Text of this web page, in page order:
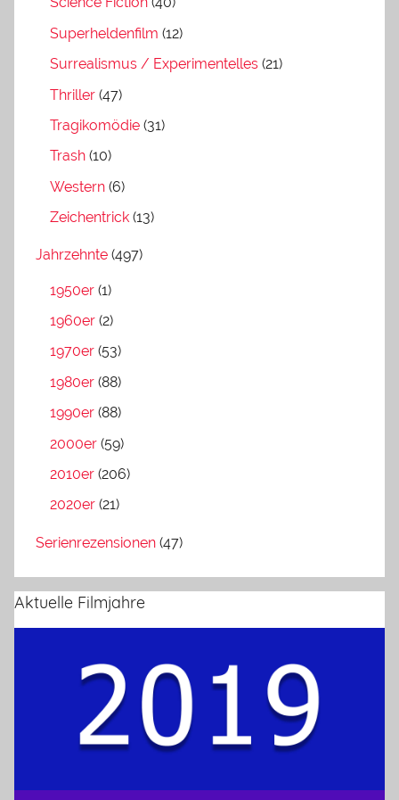
Superheldenfilm (12)
Surrealismus / Experimentelles (21)
Thriller (47)
Tragikomödie (31)
Trash (10)
Western (6)
Zeichentrick (13)
Jahrzehnte (497)
1950er (1)
1960er (2)
1970er (53)
1980er (88)
1990er (88)
2000er (59)
2010er (206)
2020er (21)
Serienrezensionen (47)
Aktuelle Filmjahre